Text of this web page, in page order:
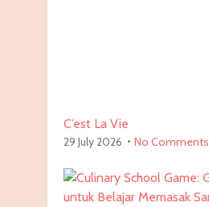
C’est La Vie
29 July 2026 No Comments